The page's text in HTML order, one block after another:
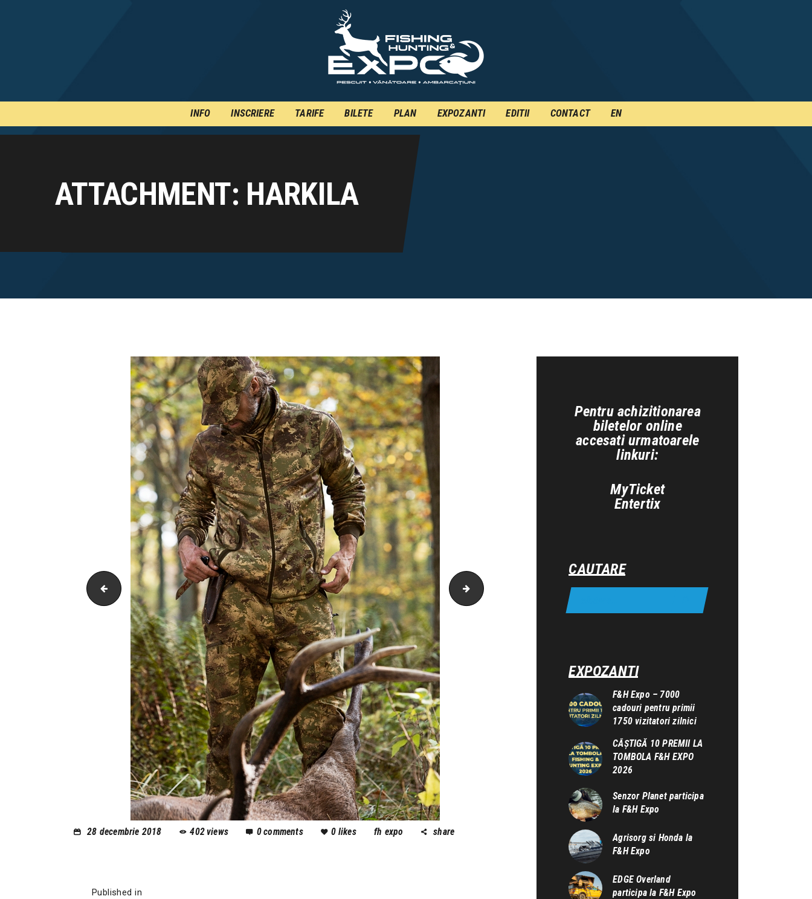
INFO INSCRIERE TARIFE BILETE PLAN EXPOZANTI EDITII CONTACT EN
ATTACHMENT: HARKILA
INSCRIERE
PLAN
CONTACT
aimpoint le chameau
28 decembrie 2018 402views 0comments 0 likes fh expo share
Published in
Pentru achizitionarea
biletelor online
accesati urmatoarele
linkuri:
MyTicket
Entertix
CAUTARE
EXPOZANTI
F&H Expo – 7000
cadouri pentru primii
1750 vizitatori zilnici
CÂȘTIGĂ 10 PREMII LA
TOMBOLA F&H EXPO
2026
Senzor Planet participa
la F&H Expo
Agrisorg si Honda la
F&H Expo
EDGE Overland
participa la F&H Expo